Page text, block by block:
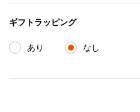
ギフトラッピング
あり なし